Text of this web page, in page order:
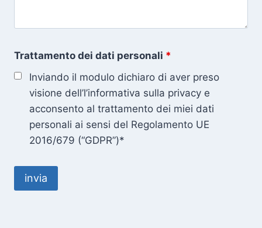
Trattamento dei dati personali *
Inviando il modulo dichiaro di aver preso
visione dell’l’informativa sulla privacy e
acconsento al trattamento dei miei dati
personali ai sensi del Regolamento UE
2016/679 (“GDPR”)*